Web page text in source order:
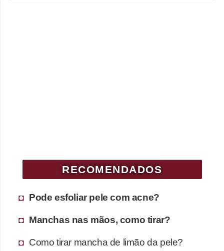
RECOMENDADOS
Pode esfoliar pele com acne?
Manchas nas mãos, como tirar?
Como tirar mancha de limão da pele?